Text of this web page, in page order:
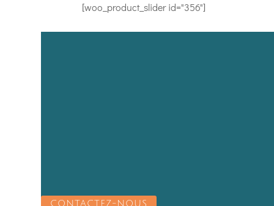
[woo_product_slider id="356"]
CONTACTEZ-NOUS